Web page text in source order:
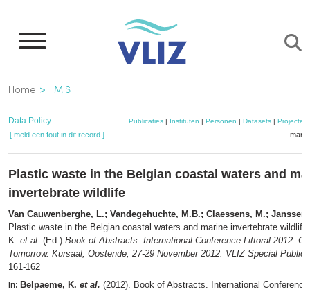
naar
inhoud
gaan
Kruimelpad
Home IMIS
Data Policy Publicaties| Instituten | Personen | Datasets| Projecten
[ meld een fout in dit record ]
Plastic waste in the Belgian coastal waters and
invertebrate wildlife
Van Cauwenberghe, L.; Vandegehuchte, M.B.; Claessens, M.;
Plastic waste in the Belgian coastal waters and marine invertebrate
K. et al. (Ed.) Book of Abstracts. International Conference Littoral 2012:
Tomorrow. Kursaal, Oostende, 27-29 November 2012. VLIZ Special
161-162
In: Belpaeme, K. et al. (2012). Book of Abstracts. International